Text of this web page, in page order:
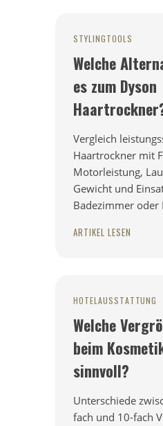
STYLINGTOOLS
Welche
es zum Dyson
Vergleich
Haartrockner mit
Motorleistung,
Gewicht und
Badezimmer oder
ARTIKEL LESEN
HOTELAUSSTATTUNG
Welche
beim
sinnvoll?
Unterschiede
fach und 10-fach